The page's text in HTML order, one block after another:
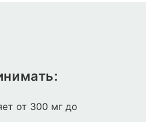
от 300 мг до